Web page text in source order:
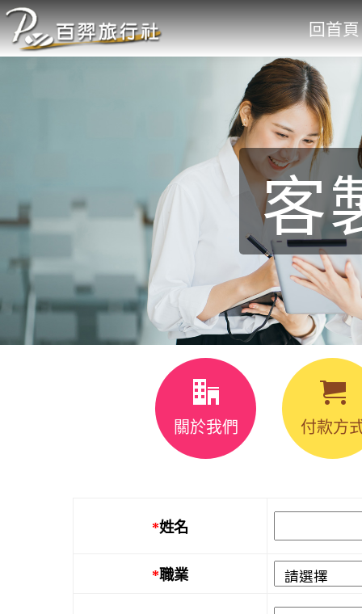
回首頁
客
關於我們 付款方
*姓名
*職業